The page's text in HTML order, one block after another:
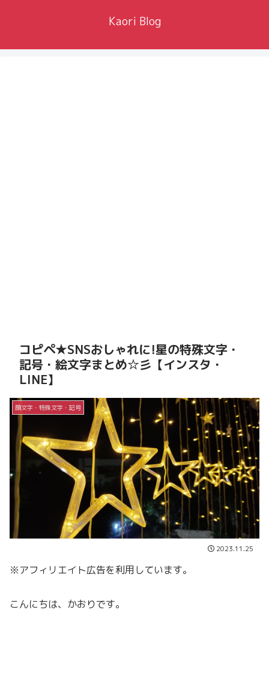
Kaori Blog
コピペ★SNSおしゃれに!星の特殊文字・
記号・絵文字まとめ☆彡【インスタ・
LINE】
顔文字・特殊文字・記号
2023.11.25
※アフィリエイト広告を利用しています。
こんにちは、かおりです。